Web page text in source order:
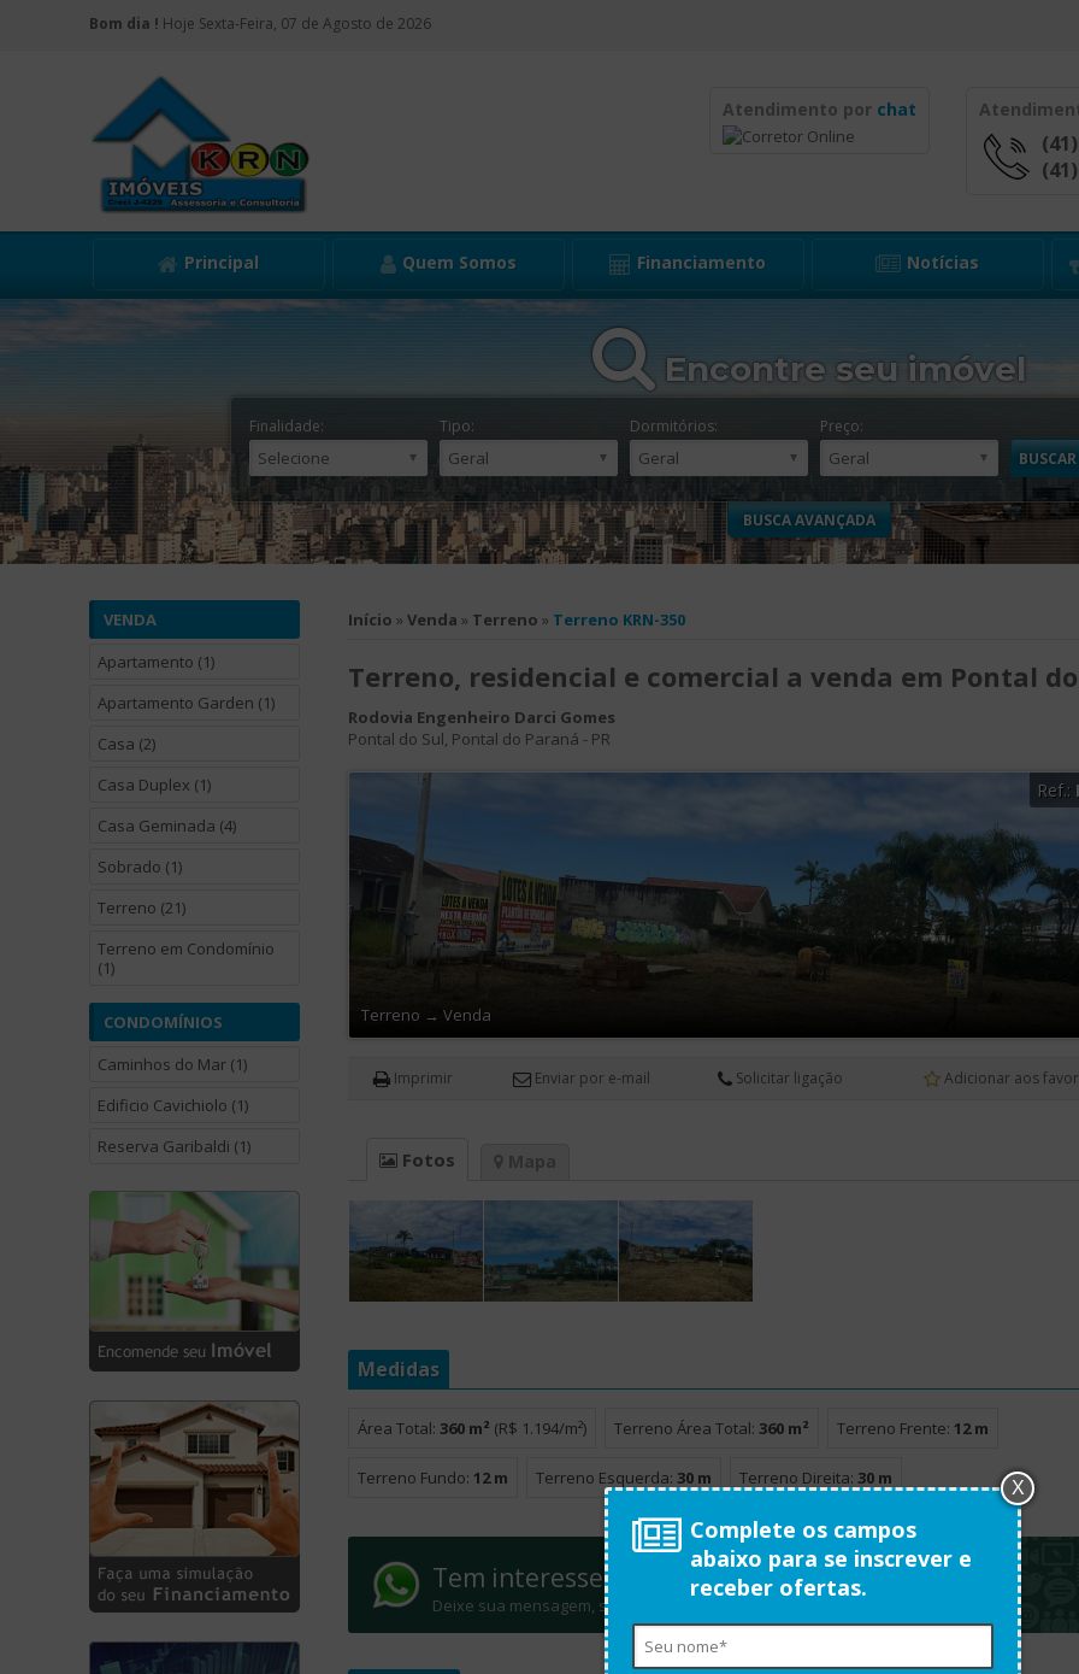
Bom dia ! Hoje Sexta-Feira, 07 de Agosto de 2026
Atendimento por chat
Principal Quem Somos Financiamento Notícias
Encontre seu imóvel
Finalidade: Tipo: Dormitórios: Preço:
BUSCA AVANÇADA
Início » Venda » Terreno » Terreno KRN-350
Terreno, residencial e comercial a venda em Pontal do
Rodovia Engenheiro Darci Gomes
Pontal do Sul, Pontal do Paraná - PR
Terreno → Venda
Ref.:
Imprimir Enviar por e-mail Solicitar ligação Adicionar aos
Fotos Mapa
Medidas
Área Total: 360 m² (R$ 1.194/m²) Terreno Área Total: 360 m² Terreno Frente: 12 m
Terreno Fundo: 12 m Terreno Esquerda: 30 m Terreno Direita: 30 m
Tem interesse neste imóvel?
Deixe sua mensagem, será um prazer atendê-lo.
VENDA
Apartamento (1)
Apartamento Garden (1)
Casa (2)
Casa Duplex (1)
Casa Geminada (4)
Sobrado (1)
Terreno (21)
Terreno em Condomínio
(1)
CONDOMÍNIOS
Caminhos do Mar (1)
Edificio Cavichiolo (1)
Reserva Garibaldi (1)
Complete os campos
abaixo para se inscrever e
receber ofertas.
X